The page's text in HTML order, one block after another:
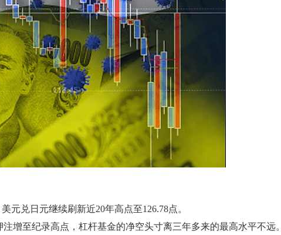
元兑日元继续刷新近20年高点至126.78点。
增至纪录高点，杠杆基金的净空头寸离三年多来的最高水平不远。